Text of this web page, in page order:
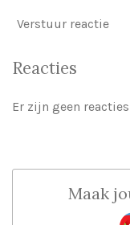
Verstuur reactie
Reacties
Er zijn geen
Maak